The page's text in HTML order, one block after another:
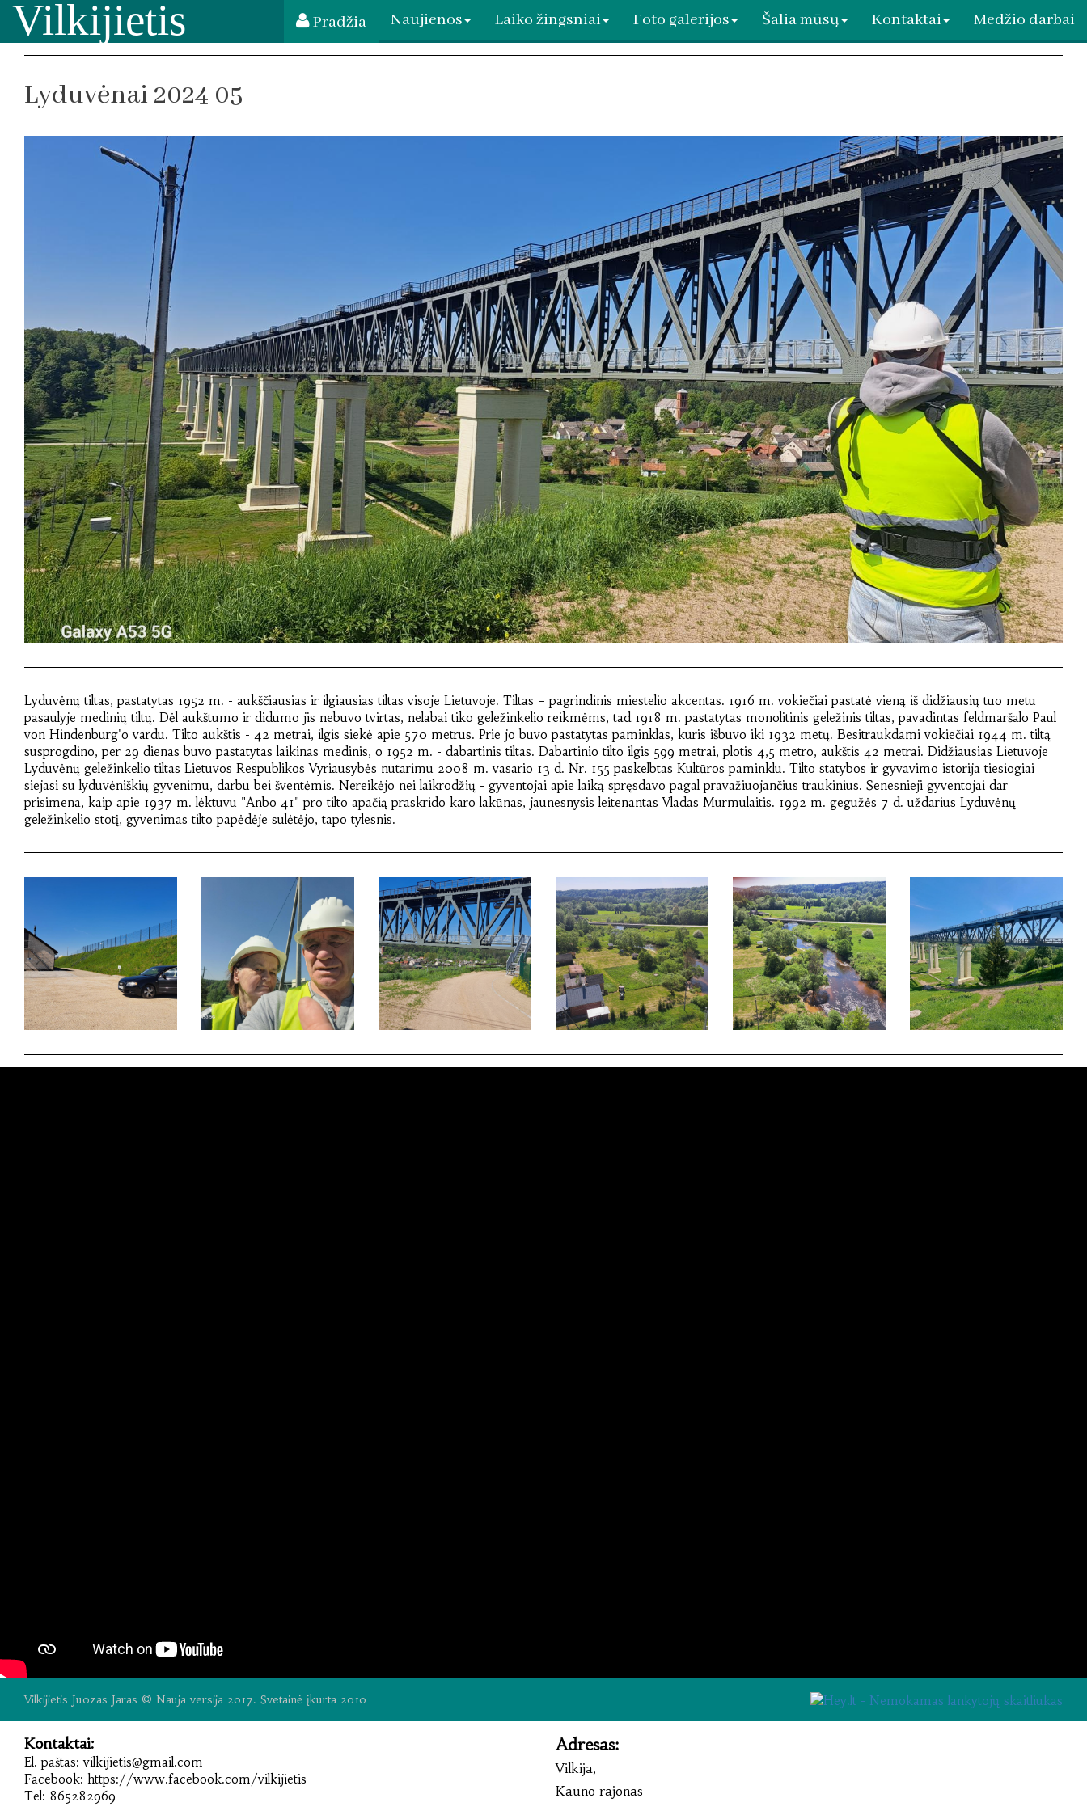
Vilkijietis Pradžia Naujienos Laiko žingsniai Foto galerijos Šalia mūsų Kontaktai Medžio darbai
Lyduvėnai 2024 05
Lyduvėnų tiltas, pastatytas 1952 m. - aukščiausias ir ilgiausias tiltas visoje Lietuvoje. Tiltas – pagrindinis miestelio akcentas. 1916 m. vokiečiai pastatė vieną iš didžiausių tuo metu
pasaulyje medinių tiltų. Dėl aukštumo ir didumo jis nebuvo tvirtas, nelabai tiko geležinkelio reikmėms, tad 1918 m. pastatytas monolitinis geležinis tiltas, pavadintas feldmaršalo Paul
von Hindenburg'o vardu. Tilto aukštis - 42 metrai, ilgis siekė apie 570 metrus. Prie jo buvo pastatytas paminklas, kuris išbuvo iki 1932 metų. Besitraukdami vokiečiai 1944 m. tiltą
susprogdino, per 29 dienas buvo pastatytas laikinas medinis, o 1952 m. - dabartinis tiltas. Dabartinio tilto ilgis 599 metrai, plotis 4,5 metro, aukštis 42 metrai. Didžiausias Lietuvoje
Lyduvėnų geležinkelio tiltas Lietuvos Respublikos Vyriausybės nutarimu 2008 m. vasario 13 d. Nr. 155 paskelbtas Kultūros paminklu. Tilto statybos ir gyvavimo istorija tiesiogiai
siejasi su lyduvėniškių gyvenimu, darbu bei šventėmis. Nereikėjo nei laikrodžių - gyventojai apie laiką spręsdavo pagal pravažiuojančius traukinius. Senesnieji gyventojai dar
prisimena, kaip apie 1937 m. lėktuvu "Anbo 41" pro tilto apačią praskrido karo lakūnas, jaunesnysis leitenantas Vladas Murmulaitis. 1992 m. gegužės 7 d. uždarius Lyduvėnų
geležinkelio stotį, gyvenimas tilto papėdėje sulėtėjo, tapo tylesnis.
Vilkijietis Juozas Jaras © Nauja versija 2017. Svetainė įkurta 2010
Kontaktai:
​El. paštas: vilkijietis@gmail.com
​Facebook: https://www.facebook.com/vilkijietis
​Tel: 865282969
Adresas:
Vilkija,
Kauno rajonas